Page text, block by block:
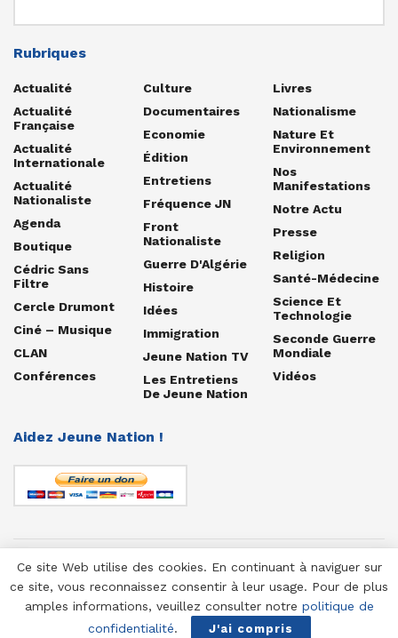
Rubriques
Actualité
Actualité
Française
Actualité
Internationale
Actualité
Nationaliste
Agenda
Boutique
Cédric Sans
Filtre
Cercle Drumont
Ciné – Musique
CLAN
Conférences
Culture
Documentaires
Economie
Édition
Entretiens
Fréquence JN
Front
Nationaliste
Guerre D'Algérie
Histoire
Idées
Immigration
Jeune Nation TV
Les Entretiens
De Jeune Nation
Livres
Nationalisme
Nature Et
Environnement
Nos
Manifestations
Notre Actu
Presse
Religion
Santé-Médecine
Science Et
Technologie
Seconde Guerre
Mondiale
Vidéos
Aidez Jeune Nation !
© 1958-2025 Jeune Nation
Ce site Web utilise des cookies. En continuant à naviguer sur
ce site, vous reconnaissez consentir à leur usage. Pour de plus
amples informations, veuillez consulter notre politique de
confidentialité. J'ai compris